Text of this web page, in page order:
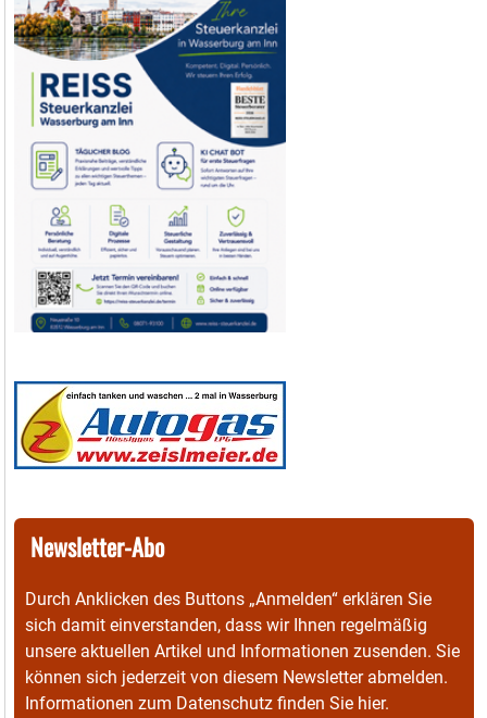
Newsletter-Abo
Durch Anklicken des Buttons „Anmelden“ erklären Sie
sich damit einverstanden, dass wir Ihnen regelmäßig
unsere aktuellen Artikel und Informationen zusenden. Sie
können sich jederzeit von diesem Newsletter abmelden.
Informationen zum Datenschutz finden Sie hier.